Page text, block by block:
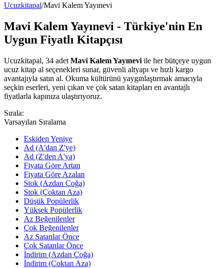
Ucuzkitapal/Mavi Kalem Yayınevi
Mavi Kalem Yayınevi - Türkiye'nin En
Uygun Fiyatlı Kitapçısı
Ucuzkitapal, 34 adet Mavi Kalem Yayınevi ile her bütçeye uygun
ucuz kitap al seçenekleri sunar, güvenli altyapı ve hızlı kargo
avantajıyla satın al. Okuma kültürünü yaygınlaştırmak amacıyla
seçkin eserleri, yeni çıkan ve çok satan kitapları en avantajlı
fiyatlarla kapınıza ulaştırıyoruz.
Sırala:
Varsayılan Sıralama
Eskiden Yeniye
Ad (A'dan Z'ye)
Ad (Z'den A'ya)
Fiyata Göre Artan
Fiyata Göre Azalan
Stok (Azdan Çoğa)
Stok (Çoktan Aza)
Düşük Popülerlik
Yüksek Popülerlik
Az Beğenilenler
Çok Beğenilenler
Az Satanlar Önce
Çok Satanlar Önce
İndirim (Azdan Çoğa)
İndirim (Çoktan Aza)